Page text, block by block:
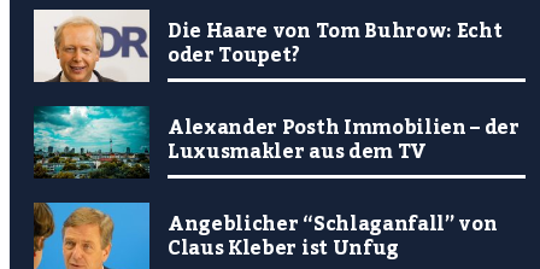
Die Haare von Tom Buhrow: Echt
oder Toupet?
Alexander Posth Immobilien – der
Luxusmakler aus dem TV
Angeblicher “Schlaganfall” von
Claus Kleber ist Unfug